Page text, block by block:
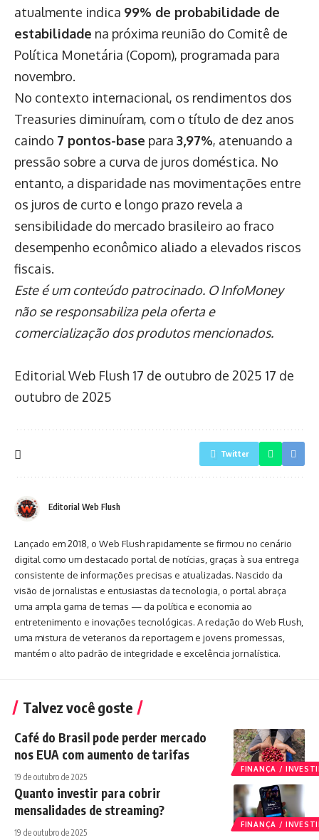
atualmente indica 99% de probabilidade de
estabilidade na próxima reunião do Comitê de
Política Monetária (Copom), programada para
novembro.
No contexto internacional, os rendimentos dos
Treasuries diminuíram, com o título de dez anos
caindo 7 pontos-base para 3,97%, atenuando a
pressão sobre a curva de juros doméstica. No
entanto, a disparidade nas movimentações entre
os juros de curto e longo prazo revela a
sensibilidade do mercado brasileiro ao fraco
desempenho econômico aliado a elevados riscos
fiscais.
Este é um conteúdo patrocinado. O InfoMoney
não se responsabiliza pela oferta e
comercialização dos produtos mencionados.
Editorial Web Flush 17 de outubro de 2025 17 de
outubro de 2025
Twitter
Editorial Web Flush
Lançado em 2018, o Web Flush rapidamente se firmou no cenário
digital como um destacado portal de notícias, graças à sua entrega
consistente de informações precisas e atualizadas. Nascido da
visão de jornalistas e entusiastas da tecnologia, o portal abraça
uma ampla gama de temas — da política e economia ao
entretenimento e inovações tecnológicas. A redação do Web Flush,
uma mistura de veteranos da reportagem e jovens promessas,
mantém o alto padrão de integridade e excelência jornalística.
Talvez você goste
FINANÇA /
Café do Brasil pode perder mercado
nos EUA com aumento de tarifas
19 de outubro de 2025
FINANÇA /
Quanto investir para cobrir
mensalidades de streaming?
19 de outubro de 2025